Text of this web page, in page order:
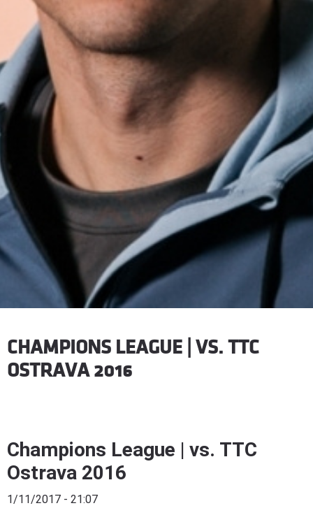
CHAMPIONS LEAGUE | VS. TTC
OSTRAVA 2016
Champions League | vs. TTC
Ostrava 2016
1/11/2017 - 21:07